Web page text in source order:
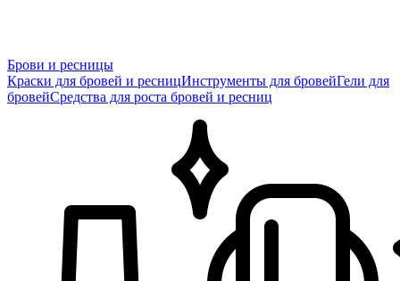
Брови и ресницы
Краски для бровей и ресницИнструменты для бровейГели для
бровейСредства для роста бровей и ресниц